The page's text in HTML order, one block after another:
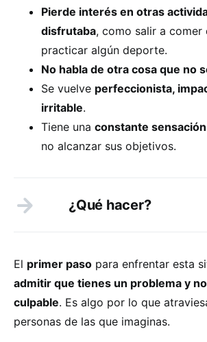
Pierde interés en otras
disfrutaba, como salir a comer
practicar algún deporte.
No habla de otra cosa que no
Se vuelve perfeccionista,
irritable.
Tiene una constante
no alcanzar sus objetivos.
¿Qué hacer?
El primer paso para enfrentar esta
admitir que tienes un problema y
culpable. Es algo por lo que
personas de las que imaginas.